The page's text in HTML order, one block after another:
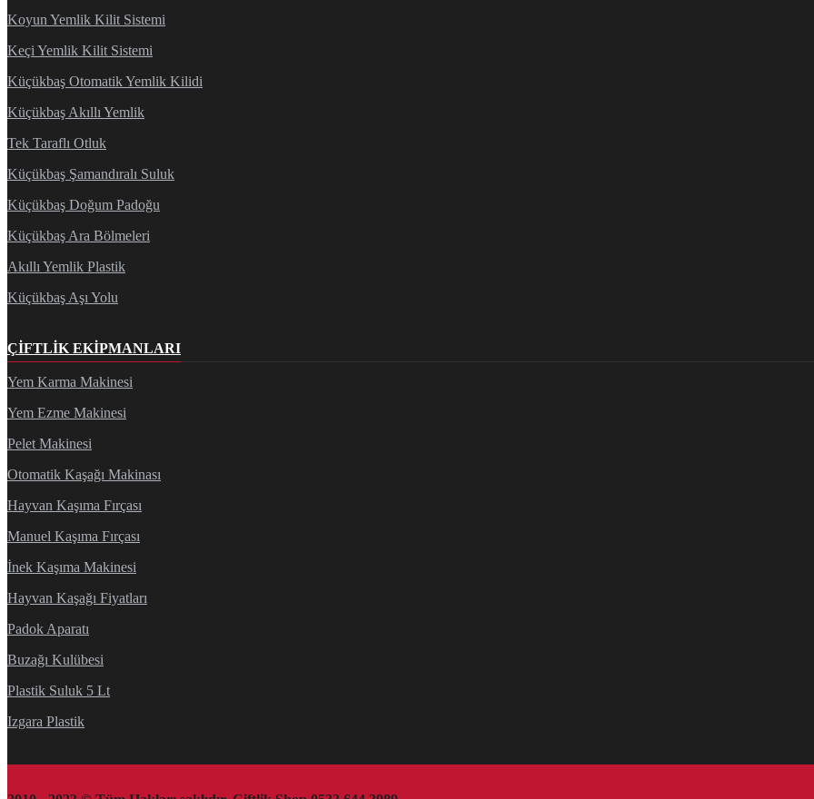
Koyun Yemlik Kilit Sistemi
Keçi Yemlik Kilit Sistemi
Küçükbaş Otomatik Yemlik Kilidi
Küçükbaş Akıllı Yemlik
Tek Taraflı Otluk
Küçükbaş Şamandıralı Suluk
Küçükbaş Doğum Padoğu
Küçükbaş Ara Bölmeleri
Akıllı Yemlik Plastik
Küçükbaş Aşı Yolu
ÇIFTLIK EKIPMANLARI
Yem Karma Makinesi
Yem Ezme Makinesi
Pelet Makinesi
Otomatik Kaşağı Makinası
Hayvan Kaşıma Fırçası
Manuel Kaşıma Fırçası
İnek Kaşıma Makinesi
Hayvan Kaşağı Fiyatları
Padok Aparatı
Buzağı Kulübesi
Plastik Suluk 5 Lt
Izgara Plastik